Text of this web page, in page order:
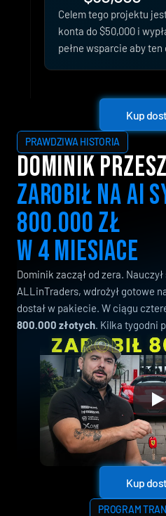
Celem tego projektu
konta do $50,000 i
pełne wsparcie aby
Kup
Kup
PRAWDZIWA HISTORIA
ZAROBIŁ NA AI
800.000 ZŁ
W 4 MIESIACE
Dominik zaczął od zera.
ALLinTraders, wdrożył gotowe
dostał w pakiecie. W ciągu
800.000 złotych. Kilka tygodni
Kup
Kup
PROGRAM